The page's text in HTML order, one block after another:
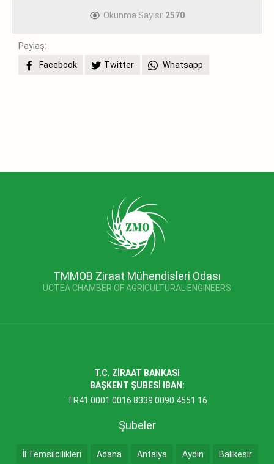
Okunma Sayısı: 2570
Paylaş:
Facebook
Twitter Whatsapp
TMMOB Ziraat Mühendisleri Odası
UCTEA CHAMBER OF AGRICULTURAL ENGINEERS
T.C. ZİRAAT BANKASI
BAŞKENT ŞUBESİ IBAN:
TR41 0001 0016 8339 0090 4551 16
Şubeler
İl Temsilcilikleri Adana Antalya Aydın Balıkesir